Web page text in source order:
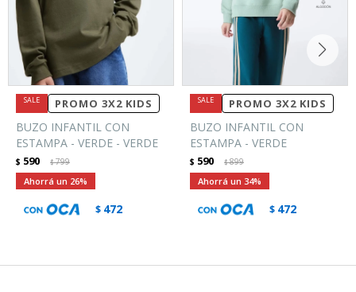
PROMO 3X2 KIDS
BUZO INFANTIL CON
ESTAMPA - VERDE - VERDE
$ 590 $799
26
$ 472
PROMO 3X2 KIDS
BUZO INFANTIL CON
ESTAMPA - VERDE
$ 590 $899
34
$ 472